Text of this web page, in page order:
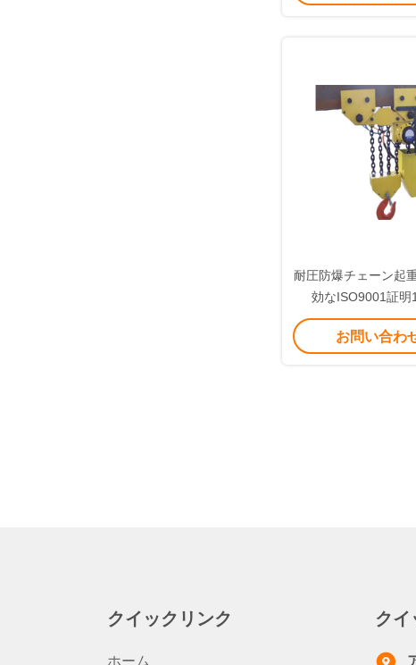
耐圧防爆チェーン起
効なISO9001証明
お問い合わ
クイックリンク
ホーム
クイ